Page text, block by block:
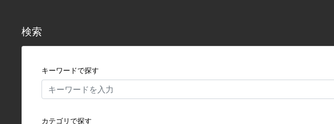
検索
キーワードで探す
カテゴリで探す